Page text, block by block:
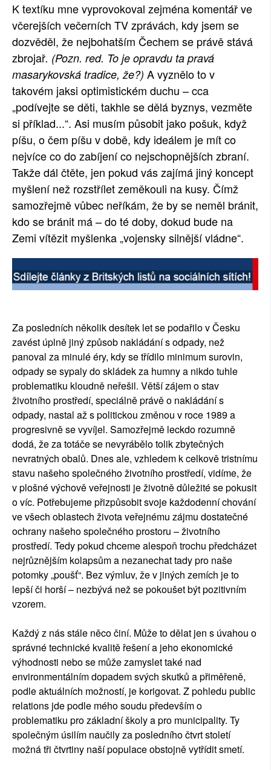
K textíku mne vyprovokoval zejména komentář ve
včerejších večerních TV zprávách, kdy jsem se
dozvěděl, že nejbohatším Čechem se právě stává
zbrojař. (Pozn. red. To je opravdu ta pravá
masarykovská tradice, že?) A vyznělo to v
takovém jaksi optimistickém duchu – cca
„podívejte se děti, takhle se dělá byznys, vezměte
si příklad...“. Asi musím působit jako pošuk, když
píšu, o čem píšu v době, kdy ideálem je mít co
nejvíce co do zabíjení co nejschopnějších zbraní.
Takže dál čtěte, jen pokud vás zajímá jiný koncept
myšlení než rozstřílet zeměkouli na kusy. Čímž
samozřejmě vůbec neříkám, že by se neměl bránit,
kdo se bránit má – do té doby, dokud bude na
Zemi vítězit myšlenka „vojensky silnější vládne“.
Za posledních několik desítek let se podařilo v Česku
zavést úplně jiný způsob nakládání s odpady, než
panoval za minulé éry, kdy se třídilo minimum surovin,
odpady se sypaly do skládek za humny a nikdo tuhle
problematiku kloudně neřešil. Větší zájem o stav
životního prostředí, speciálně právě o nakládání s
odpady, nastal až s politickou změnou v roce 1989 a
progresivně se vyvíjel. Samozřejmě leckdo rozumně
dodá, že za totáče se nevyrábělo tolik zbytečných
nevratných obalů. Dnes ale, vzhledem k celkově tristnímu
stavu našeho společného životního prostředí, vidíme, že
v plošné výchově veřejnosti je životně důležité se pokusit
o víc. Potřebujeme přizpůsobit svoje každodenní chování
ve všech oblastech života veřejnému zájmu dostatečné
ochrany našeho společného prostoru – životního
prostředí. Tedy pokud chceme alespoň trochu předcházet
nejrůznějším kolapsům a nezanechat tady pro naše
potomky „poušť“. Bez výmluv, že v jiných zemích je to
lepší či horší – nezbývá než se pokoušet být pozitivním
vzorem.
Každý z nás stále něco činí. Může to dělat jen s úvahou o
správné technické kvalitě řešení a jeho ekonomické
výhodnosti nebo se může zamyslet také nad
environmentálním dopadem svých skutků a přiměřeně,
podle aktuálních možností, je korigovat. Z pohledu public
relations jde podle mého soudu především o
problematiku pro základní školy a pro municipality. Ty
společným úsilím naučily za posledního čtvrt století
možná tři čtvrtiny naší populace obstojně vytřídit smetí.